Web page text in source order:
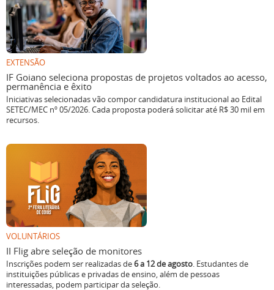
EXTENSÃO
IF Goiano seleciona propostas de projetos voltados ao acesso,
permanência e êxito
Iniciativas selecionadas vão compor candidatura institucional ao Edital
SETEC/MEC nº 05/2026. Cada proposta poderá solicitar até R$ 30 mil em
recursos.
VOLUNTÁRIOS
II Flig abre seleção de monitores
Inscrições podem ser realizadas de6 a 12 de agosto. Estudantes de
instituições públicas e privadas de ensino, além de pessoas
interessadas, podem participar da seleção.